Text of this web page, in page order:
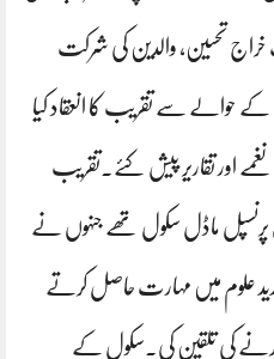
خراج تحسین، والدین کی شرکت
کے حوالے سے تقریب کا انعقاد کیا
اور تقاریر پیش کۓ۔تقریب
پرنسپل ماڈل سکول تھے جنہوں نے
علوم میں مہارت حاصل کرتے
کی تلقین کی۔سکول کے